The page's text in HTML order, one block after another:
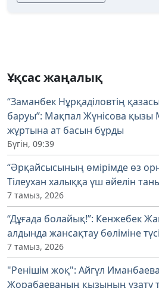
Ұқсас жаңалық
“Заманбек Нұрқаділовтің
баруы”: Мақпал Жүнісова қызы
жұртына ат басын бұрды
Бүгін, 09:39
“Әрқайсысының өмірімде өз
Тілеухан халыққа үш әйелін
7 тамыз, 2026
“Дұғада болайық!”: Кенжебек
алдында жансақтау бөліміне
7 тамыз, 2026
"Ренішім жоқ": Айгүл
Жорабаеваның қызының ұзату